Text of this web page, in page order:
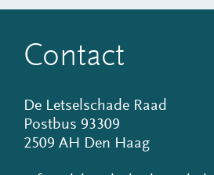
Contact
De Letselschade Raad
Postbus 93309
2509 AH Den Haag